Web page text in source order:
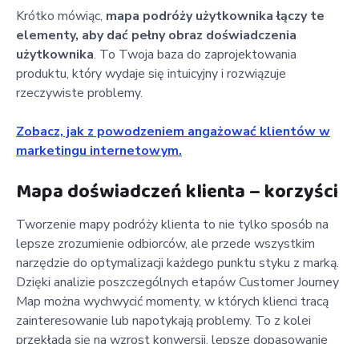
Krótko mówiąc, mapa podróży użytkownika łączy te
elementy, aby dać pełny obraz doświadczenia
użytkownika. To Twoja baza do zaprojektowania
produktu, który wydaje się intuicyjny i rozwiązuje
rzeczywiste problemy.
Zobacz, jak z powodzeniem angażować klientów w
marketingu internetowym.
Mapa doświadczeń klienta – korzyści
Tworzenie mapy podróży klienta to nie tylko sposób na
lepsze zrozumienie odbiorców, ale przede wszystkim
narzędzie do optymalizacji każdego punktu styku z marką.
Dzięki analizie poszczególnych etapów Customer Journey
Map można wychwycić momenty, w których klienci tracą
zainteresowanie lub napotykają problemy. To z kolei
przekłada się na wzrost konwersji, lepsze dopasowanie